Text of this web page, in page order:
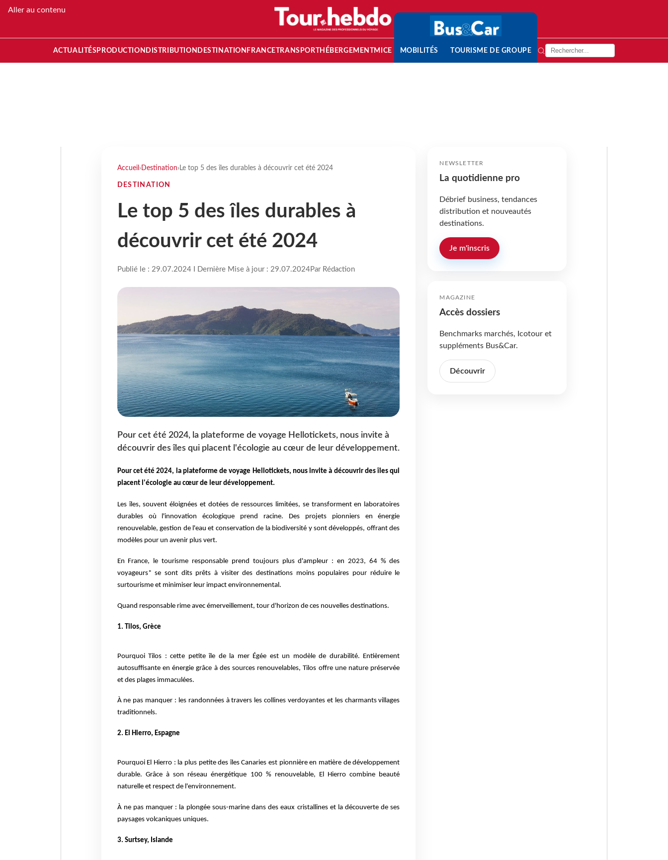
Aller au contenu
ACTUALITÉS PRODUCTION DISTRIBUTION DESTINATION FRANCETRANSPORT HÉBERGEMENTMICE MOBILITÉS TOURISME DE GROUPE
Accueil › Destination› Le top 5 des îles durables à découvrir cet été 2024
DESTINATION
Le top 5 des îles durables à
découvrir cet été 2024
Publié le : 29.07.2024 I Dernière Mise à jour : 29.07.2024Par Rédaction
Pour cet été 2024, la plateforme de voyage Hellotickets, nous invite à
découvrir des îles qui placent l'écologie au cœur de leur développement.
Pour cet été 2024, la plateforme de voyage Hellotickets, nous invite à découvrir des îles qui
placent l'écologie au cœur de leur développement.
Les îles, souvent éloignées et dotées de ressources limitées, se transforment en laboratoires
durables où l'innovation écologique prend racine. Des projets pionniers en énergie
renouvelable, gestion de l'eau et conservation de la biodiversité y sont développés, offrant des
modèles pour un avenir plus vert.
En France, le tourisme responsable prend toujours plus d'ampleur : en 2023, 64 % des
voyageurs* se sont dits prêts à visiter des destinations moins populaires pour réduire le
surtourisme et minimiser leur impact environnemental​.
Quand responsable rime avec émerveillement, tour d'horizon de ces nouvelles destinations.
1. Tilos, Grèce
Pourquoi Tilos : cette petite île de la mer Égée est un modèle de durabilité. Entièrement
autosuffisante en énergie grâce à des sources renouvelables, Tilos offre une nature préservée
et des plages immaculées.
À ne pas manquer : les randonnées à travers les collines verdoyantes et les charmants villages
traditionnels.
2. El Hierro, Espagne
Pourquoi El Hierro : la plus petite des îles Canaries est pionnière en matière de développement
durable. Grâce à son réseau énergétique 100 % renouvelable, El Hierro combine beauté
naturelle et respect de l'environnement.
À ne pas manquer : la plongée sous-marine dans des eaux cristallines et la découverte de ses
paysages volcaniques uniques.
3. Surtsey, Islande
NEWSLETTER
La quotidienne pro
Débrief business, tendances
distribution et nouveautés
destinations.
Je m'inscris
MAGAZINE
Accès dossiers
Benchmarks marchés, Icotour et
suppléments Bus&Car.
Découvrir